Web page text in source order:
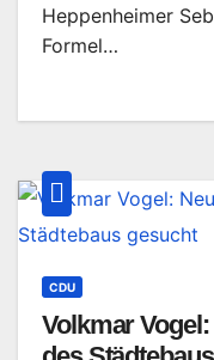
Heppenheimer
Formel…
CDU
Volkmar